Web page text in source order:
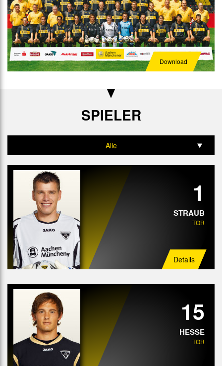
Download
SPIELER
Alle
Tor
Mittelfeld
Angriff
1
STRAUB
TOR
Details
15
HESSE
TOR